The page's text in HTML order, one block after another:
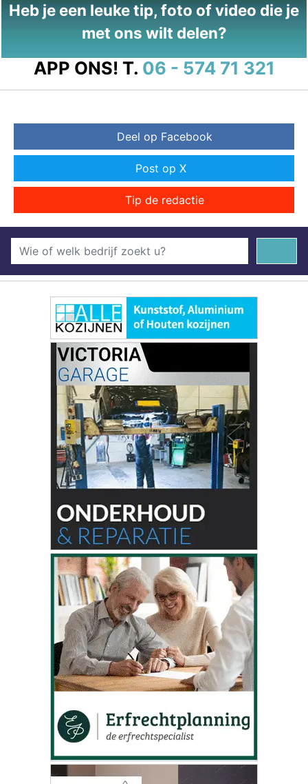
Heb je een leuke tip, foto of video die je
met ons wilt delen?
APP ONS! T. 06 - 574 71 321
Deel op Facebook
Post op X
Tip de redactie